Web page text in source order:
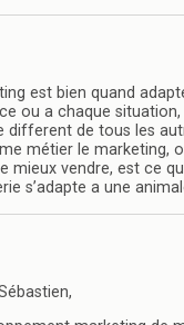
est bien quand
ou a chaque
different de tous les
métier le marketing,
mieux vendre, est ce
s’adapte a une